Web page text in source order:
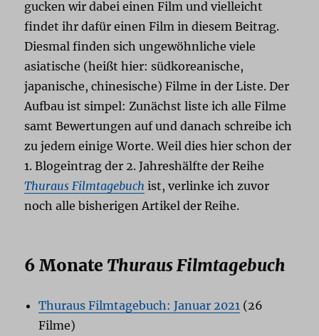
gucken wir dabei einen Film und vielleicht
findet ihr dafür einen Film in diesem Beitrag.
Diesmal finden sich ungewöhnliche viele
asiatische (heißt hier: südkoreanische,
japanische, chinesische) Filme in der Liste. Der
Aufbau ist simpel: Zunächst liste ich alle Filme
samt Bewertungen auf und danach schreibe ich
zu jedem einige Worte. Weil dies hier schon der
1. Blogeintrag der 2. Jahreshälfte der Reihe
Thuraus Filmtagebuch ist, verlinke ich zuvor
noch alle bisherigen Artikel der Reihe.
6 Monate Thuraus Filmtagebuch
Thuraus Filmtagebuch: Januar 2021 (26
Filme)